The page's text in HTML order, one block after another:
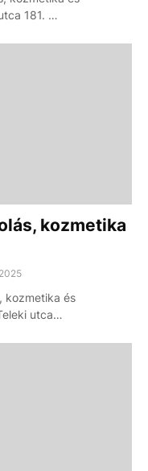
181. …
kozmetika
kozmetika és
utca…